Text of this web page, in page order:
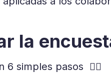
la
simples pasos 👇🏼